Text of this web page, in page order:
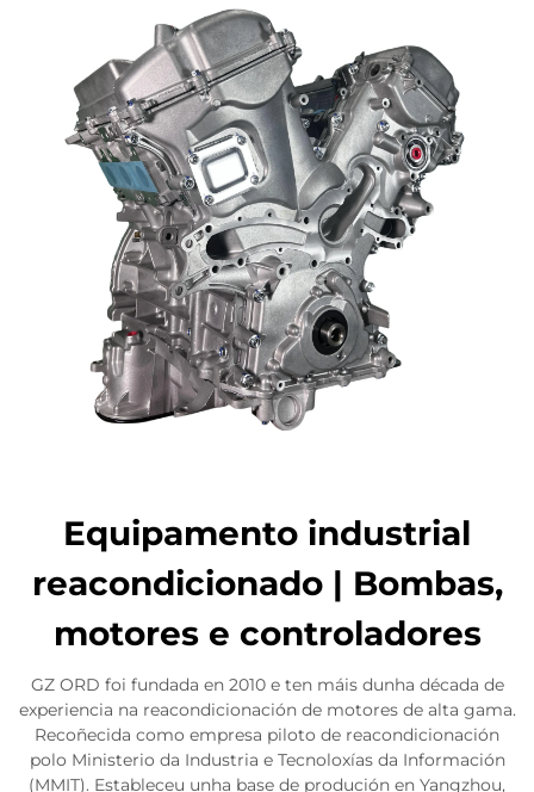
Equipamento industrial
reacondicionado | Bombas,
motores e controladores
GZ ORD foi fundada en 2010 e ten máis dunha década de
experiencia na reacondicionación de motores de alta gama.
Recoñecida como empresa piloto de reacondicionación
polo Ministerio da Industria e Tecnoloxías da Información
(MMIT). Estableceu unha base de produción en Yangzhou,